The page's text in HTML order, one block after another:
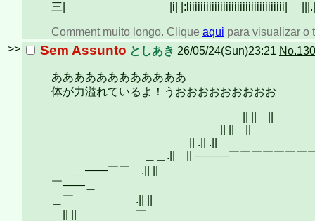
三| |i| |:liiiiiiiiiiiiiiiiiiiiiiiiiiiiiiiiii|
Comment muito longo. Clique aqui para visualizar o
>>
Sem Assunto としあき 26/05/24(Sun)23:21
ああああああああああああ
体が力溢れているよ！うおおおおおおおおお
|| .||
＿＿.|| || ―――￣￣￣￣￣￣￣￣￣￣
＿――￣
￣――＿
＿
|| || ￣